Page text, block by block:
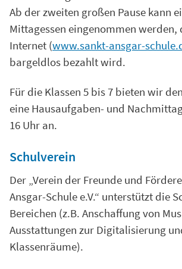
Ab der zweiten großen Pause kann
Mittagessen eingenommen werden,
Internet (www.sankt-ansgar-
bargeldlos bezahlt wird.
Für die Klassen 5 bis 7 bieten wir
eine Hausaufgaben- und
16 Uhr an.
Schulverein
Der „Verein der Freunde und
Ansgar-Schule e.V.“ unterstützt die
Bereichen (z.B. Anschaffung von
Ausstattungen zur Digitalisierung
Klassenräume).